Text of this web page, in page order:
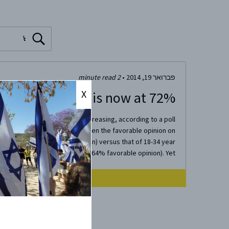
search term
פברואר 19, 2014 •
2
minute read
for Israel is now at 72%
States has been steadily increasing, according to a poll
significant difference between the favorable opinion on
older (81% favorable opinion) versus that of 18-34 year
old Americans (64% favorable opinion). Yet...
X